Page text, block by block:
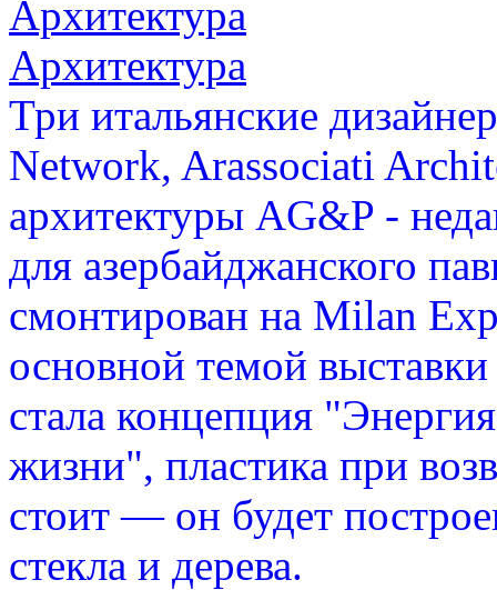
Архитектура
Архитектура
Три итальянские
Network, Arassociati
архитектуры AG&P -
для азербайджанского
смонтирован на Milan
основной темой
стала концепция
жизни", пластика при
стоит — он будет
стекла и дерева.